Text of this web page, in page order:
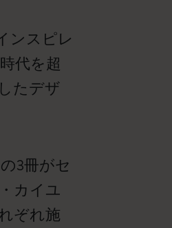
ンスピレ
代を超
たデザ
3冊がセ
カイユ
ぞれ施